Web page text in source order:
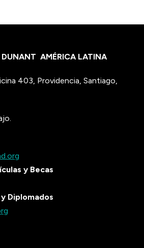
DUNANTAMÉRICA LATINA
403, Providencia, Santiago,
y Becas
Diplomados